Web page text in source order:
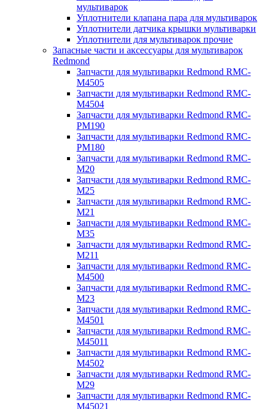
мультиварок
Уплотнители клапана пара для мультиварок
Уплотнители датчика крышки мультиварки
Уплотнители для мультиварок прочие
Запасные части и аксессуары для мультиварок
Redmond
Запчасти для мультиварки Redmond RMC-
M4505
Запчасти для мультиварки Redmond RMC-
M4504
Запчасти для мультиварки Redmond RMC-
PM190
Запчасти для мультиварки Redmond RMC-
PM180
Запчасти для мультиварки Redmond RMC-
M20
Запчасти для мультиварки Redmond RMC-
M25
Запчасти для мультиварки Redmond RMC-
M21
Запчасти для мультиварки Redmond RMC-
M35
Запчасти для мультиварки Redmond RMC-
M211
Запчасти для мультиварки Redmond RMC-
M4500
Запчасти для мультиварки Redmond RMC-
M23
Запчасти для мультиварки Redmond RMC-
M4501
Запчасти для мультиварки Redmond RMC-
M45011
Запчасти для мультиварки Redmond RMC-
M4502
Запчасти для мультиварки Redmond RMC-
M29
Запчасти для мультиварки Redmond RMC-
M45021